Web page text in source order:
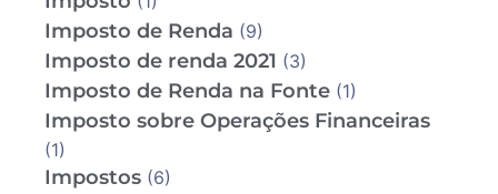
Imposto de Renda (9)
Imposto de renda 2021 (3)
Imposto de Renda na Fonte (1)
Imposto sobre Operações Financeiras
(1)
Impostos (6)